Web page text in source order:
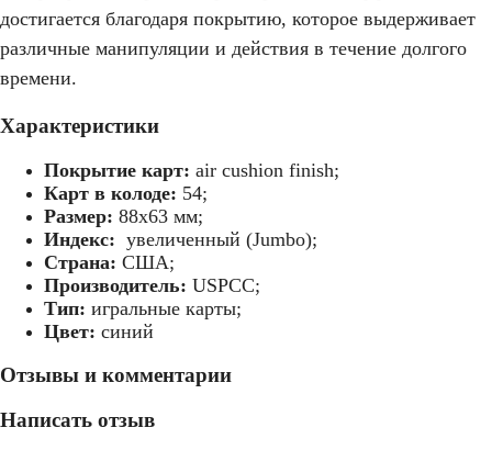
достигается благодаря покрытию, которое выдерживает
различные манипуляции и действия в течение долгого
времени.
Характеристики
Покрытие карт: air cushion finish;
Карт в колоде: 54;
Размер: 88х63 мм;
Индекс: увеличенный (Jumbo);
Страна: США;
Производитель: USPCC;
Тип: игральные карты;
Цвет: синий
Отзывы и комментарии
Написать отзыв